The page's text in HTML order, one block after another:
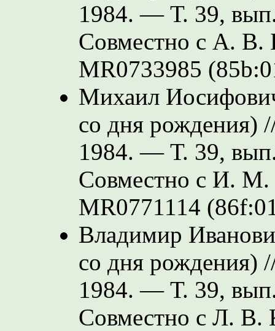
1984. — Т. 39,
Совместно с А. В.
MR0733985
Михаил
со дня рождения)
1984. — Т. 39,
Совместно с И. М.
MR0771114
Владимир
со дня рождения)
1984. — Т. 39,
Совместно с Л. В.